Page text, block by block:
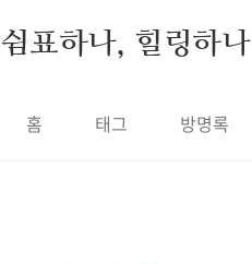
쉼표하나, 힐링하나
홈 태그 방명록